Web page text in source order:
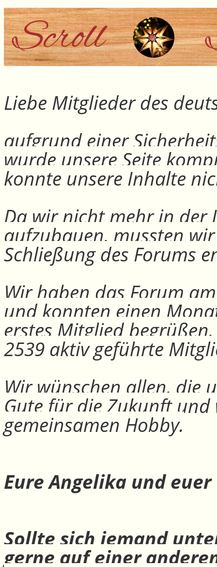
Liebe Mitglieder des
aufgrund einer
wurde unsere Seite
konnte unsere Inhalte
Da wir nicht mehr in der
aufzubauen, mussten
Schließung des Forums
Wir haben das Forum
und konnten einen
erstes Mitglied
2539 aktiv geführte
Wir wünschen allen, die
Gute für die Zukunft
gemeinsamen Hobby.
Eure Angelika und
Sollte sich jemand
gerne auf einer